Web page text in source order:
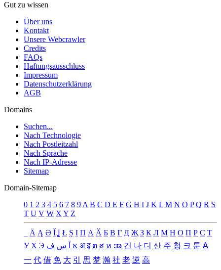
Gut zu wissen
Über uns
Kontakt
Unsere Webcrawler
Credits
FAQs
Haftungsausschluss
Impressum
Datenschutzerklärung
AGB
Domains
Suchen...
Nach Technologie
Nach Postleitzahl
Nach Sprache
Nach IP-Adresse
Sitemap
Domain-Sitemap
0 1 2 3 4 5 6 7 8 9 A B C D E F G H I J K L M N O P Q R S
T U V W X Y Z
Ä Ą Ə Ǐ Ʝ Ł Ș Ι Π А Ӑ Б В Г Д Җ З К Л М Н О П Р С Т
У Х Э א س ف अ इ ต ส ห အ 건 나 디 산 주 청 크 툰 ꓮ
一 代 借 免 大 引 思 梦 瀚 社 老 逆 高